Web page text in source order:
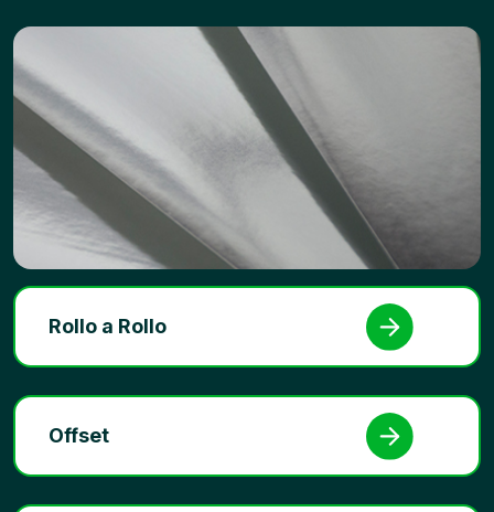
Rollo a Rollo
Offset